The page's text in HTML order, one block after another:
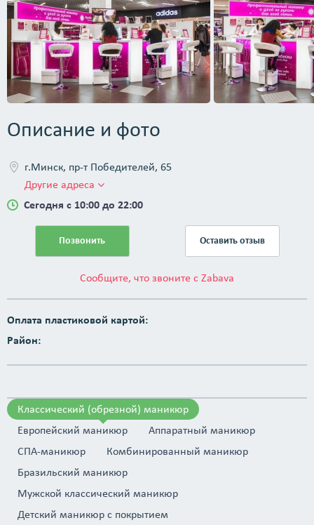
Описание и фото
Классический (обрезной) маникюр
Европейский маникюр
Аппаратный маникюр
СПА-маникюр
Комбинированный маникюр
Бразильский маникюр
Мужской классический маникюр
Детский маникюр с покрытием
г.Минск, пр-т Победителей, 65
Другие адреса
Сегодня с 10:00 до 22:00
Позвонить Оставить отзыв
Сообщите, что звоните с Zabava
Оплата пластиковой картой:
Район: